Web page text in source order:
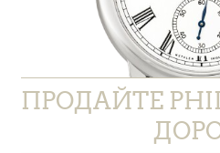
ПРОДАЙТЕ